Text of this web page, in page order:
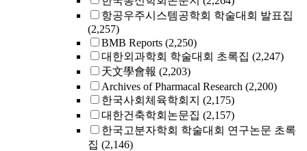
항공우주시스템공학회 학술대회 발표집
(2,257)
BMB Reports (2,250)
대한외과학회 학술대회 초록집 (2,247)
天文學會報 (2,203)
Archives of Pharmacal Research (2,200)
한국사회체육학회지 (2,175)
대한건축학회논문집 (2,157)
한국고분자학회 학술대회 연구논문 초록
집 (2,146)